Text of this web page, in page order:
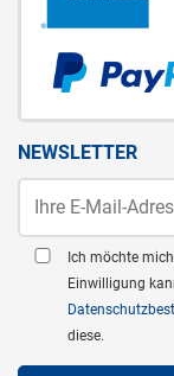
NEWSLETTER
Ich möchte
Einwilligung
diese.